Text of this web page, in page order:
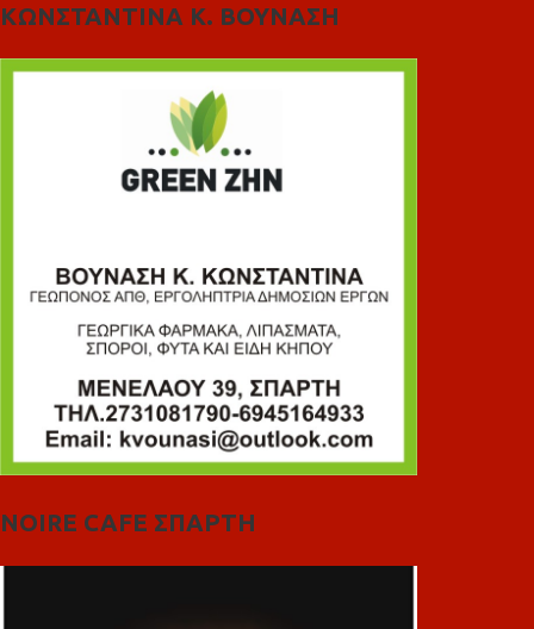
ΚΩΝΣΤΑΝΤΙΝΑ Κ. ΒΟΥΝΑΣΗ
NOIRE CAFE ΣΠΑΡΤΗ